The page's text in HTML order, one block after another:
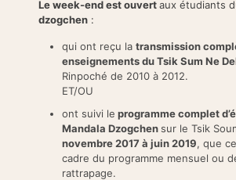
Le week-end est ouvertaux étudiants
dzogchen :
qui ont reçu la transmission
enseignements du Tsik Sum Ne
Rinpoché de 2010 à 2012.
ET/OU
ont suivi le programme complet
Mandala Dzogchensur le Tsik
novembre 2017 à juin 2019, que
cadre du programme mensuel ou
rattrapage.